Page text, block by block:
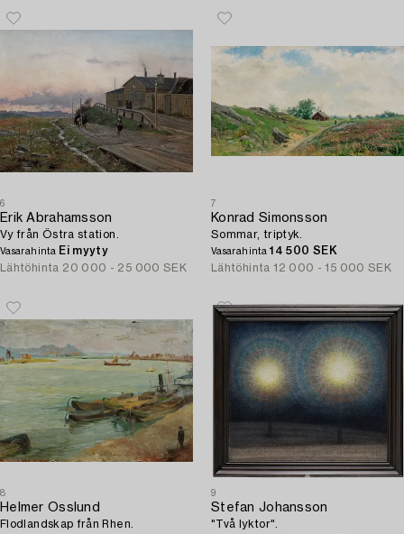
6
Erik Abrahamsson
Vy från Östra station.
Vasarahinta Ei myyty
Lähtöhinta 20 000 - 25 000 SEK
7
Konrad Simonsson
Sommar, triptyk.
Vasarahinta14 500 SEK
Lähtöhinta 12 000 - 15 000 SEK
8
Helmer Osslund
Flodlandskap från Rhen.
9
Stefan Johansson
"Två lyktor".